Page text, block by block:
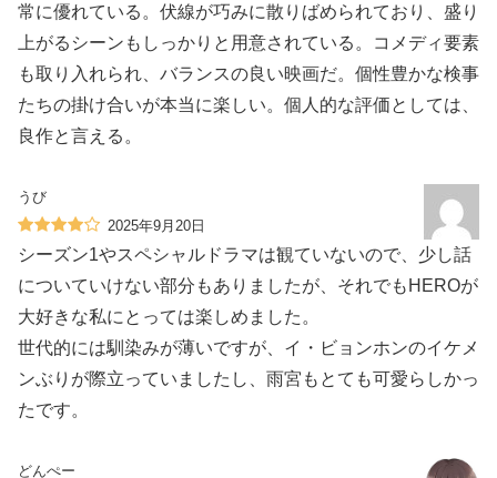
常に優れている。伏線が巧みに散りばめられており、盛り
上がるシーンもしっかりと用意されている。コメディ要素
も取り入れられ、バランスの良い映画だ。個性豊かな検事
たちの掛け合いが本当に楽しい。個人的な評価としては、
良作と言える。
うび
2025年9月20日
シーズン1やスペシャルドラマは観ていないので、少し話
についていけない部分もありましたが、それでもHEROが
大好きな私にとっては楽しめました。
世代的には馴染みが薄いですが、イ・ビョンホンのイケメ
ンぶりが際立っていましたし、雨宮もとても可愛らしかっ
たです。
どんぺー